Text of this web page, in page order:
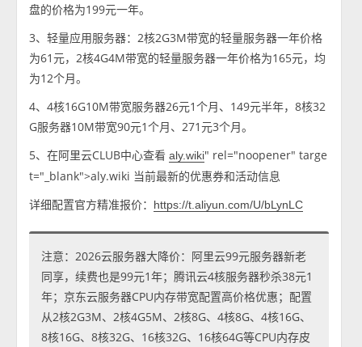
盘的价格为199元一年。
3、轻量应用服务器：2核2G3M带宽的轻量服务器一年价格
为61元，2核4G4M带宽的轻量服务器一年价格为165元，均
为12个月。
4、4核16G10M带宽服务器26元1个月、149元半年，8核32
G服务器10M带宽90元1个月、271元3个月。
5、在阿里云CLUB中心查看aly.wiki" rel="noopener" targe
t="_blank">aly.wiki 当前最新的优惠券和活动信息
详细配置官方精准报价：
https://t.aliyun.com/U/bLynLC
注意：2026云服务器大降价：阿里云99元服务器新老
同享，续费也是99元1年；腾讯云4核服务器秒杀38元1
年；京东云服务器CPU内存带宽配置高价格优惠；配置
从2核2G3M、2核4G5M、2核8G、4核8G、4核16G、
8核16G、8核32G、16核32G、16核64G等CPU内存皮